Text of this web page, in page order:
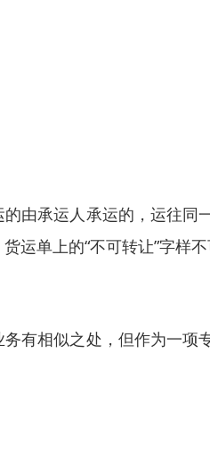
由承运人承运的，运往同
单上的“不可转让”字样不
有相似之处，但作为一项